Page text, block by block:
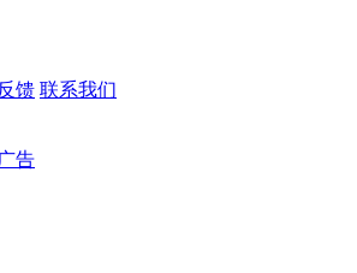
馈 联系我们
告